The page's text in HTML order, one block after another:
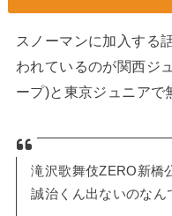
スノーマンに加入する
われているのが関西ジ
ープ)と東京ジュニアで
滝沢歌舞伎ZERO新橋
誠治くん出ないのなん